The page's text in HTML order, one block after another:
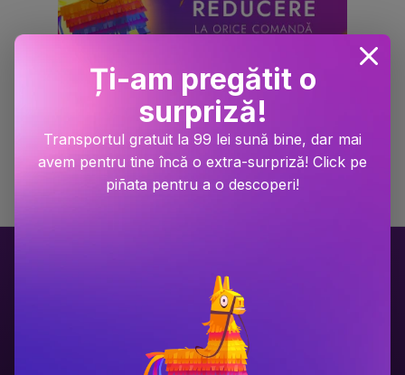
Ți-am pregătit o
surpriză!
Transportul gratuit la 99 lei sună bine, dar mai
avem pentru tine încă o extra-surpriză! Click pe
piñata pentru a o descoperi!